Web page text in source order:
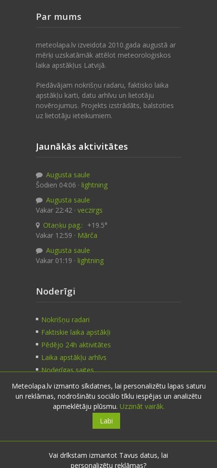
Par mums
meteolapa.lv izveidota 2010.gada augustā ar
mērķi uzskatāmāk attēlot meteoroloģiskos
laika apstākļus Latvijā.
Piedāvājam nokrišņu radaru, faktisko laika
apstākļu karti, datu arhīvu un lietotāju
novērojumus. Projekts izstrādāts, balstoties
uz lietotāju ieteikumiem.
Jaunākās aktivitātes
Augusta saule
Šodien 04:06 · lightning
Augusta saule
Vakar 22:42 · veczirgs
Otaņķu pag.: +19.5°
Vakar 12:59 · Mārča
Augusta saule
Vakar 01:19 · lightning
Noderīgi
Nokrišņu radari
Faktiskie laika apstākļi
Pēdējo 24h aktivitātes
Laika apstākļu arhīvs
Noderīgas saites
Kontakti
nosūti ziņu
Meteolapa.lv izmanto sīkdatnes, lai personalizētu lapas saturu
un reklāmas, nodrošinātu sociālo tīklu iespējas un analizētu
apmeklētāju plūsmu. Uzzināt vairāk.
Labi
Vai drīkstam izmantot Tavus datus, lai
personalizētu reklāmas?